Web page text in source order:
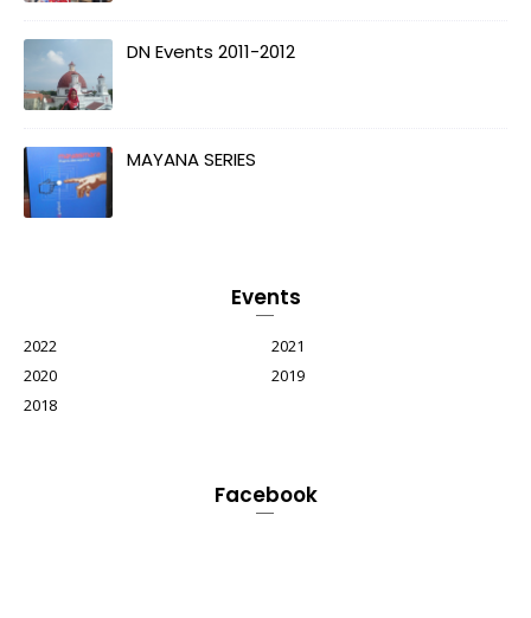
DN Events 2011-2012
MAYANA SERIES
Events
2022
2021
2020
2019
2018
Facebook